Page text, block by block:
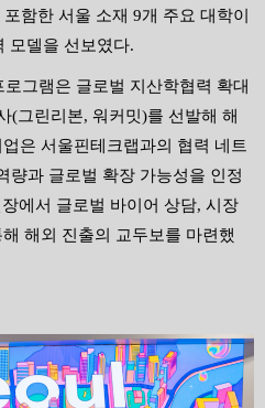
함한 서울 소재 9개 주요 대학이
모델을 선보였다.
로그램은 글로벌 지산학협력 확대
(그린리본, 워커밋)를 선발해 해
업은 서울핀테크랩과의 협력 네트
량과 글로벌 확장 가능성을 인정
장에서 글로벌 바이어 상담, 시장
해외 진출의 교두보를 마련했